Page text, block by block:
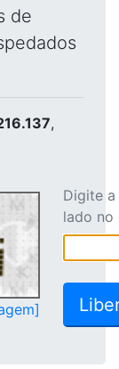
de
,
Digite
lado no